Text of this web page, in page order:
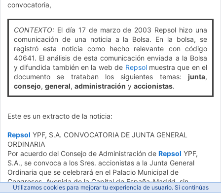
convocatoria,
CONTEXTO: El día 17 de marzo de 2003 Repsol hizo una
comunicación de una noticia a la Bolsa. En la bolsa, se
registró esta noticia como hecho relevante con código
40641. El análisis de esta comunicación enviada a la Bolsa
y difundida también en la web de Repsolmuestra que en el
documento se trataban los siguientes temas: junta,
consejo, general, administración y accionistas.
Este es un extracto de la noticia:
Repsol YPF, S.A. CONVOCATORIA DE JUNTA GENERAL
ORDINARIA
Por acuerdo del Consejo de Administración de Repsol YPF,
S.A., se convoca a los Sres. accionistas a la Junta General
Ordinaria que se celebrará en el Palacio Municipal de
Congresos, Avenida de la Capital de España-Madrid, sin
número, Campo de las Naciones de Madrid, el día 3 de abril de
Utilizamos cookies para mejorar tu experiencia de usuario. Si continúas